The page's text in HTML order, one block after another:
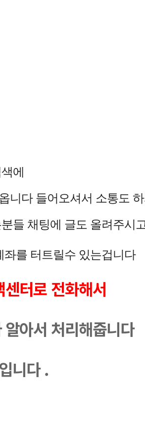
에
니다 들어오셔서 소통도
들 채팅에 글도 올려주시
를 터트릴수 있는겁니다
터로 전화해서
아서 처리해줍니다
니다 .